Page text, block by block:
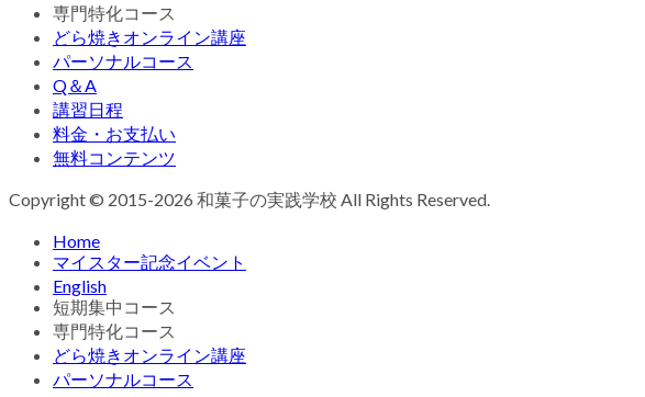
専門特化コース
どら焼きオンライン講座
パーソナルコース
Q＆A
講習日程
料金・お支払い
無料コンテンツ
Copyright © 2015-2026 和菓子の実践学校 All Rights Reserved.
Home
マイスター記念イベント
English
短期集中コース
専門特化コース
どら焼きオンライン講座
パーソナルコース